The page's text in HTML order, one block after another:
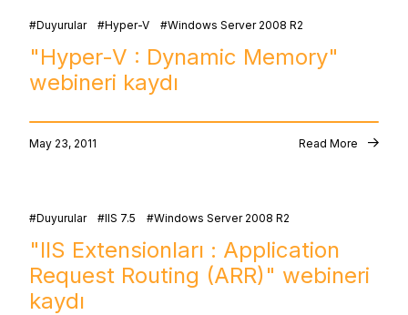
Duyurular Hyper-V Windows Server 2008 R2
"Hyper-V : Dynamic Memory"
webineri kaydı
May 23, 2011 Read More
Duyurular IIS 7.5 Windows Server 2008 R2
"IIS Extensionları : Application
Request Routing (ARR)" webineri
kaydı